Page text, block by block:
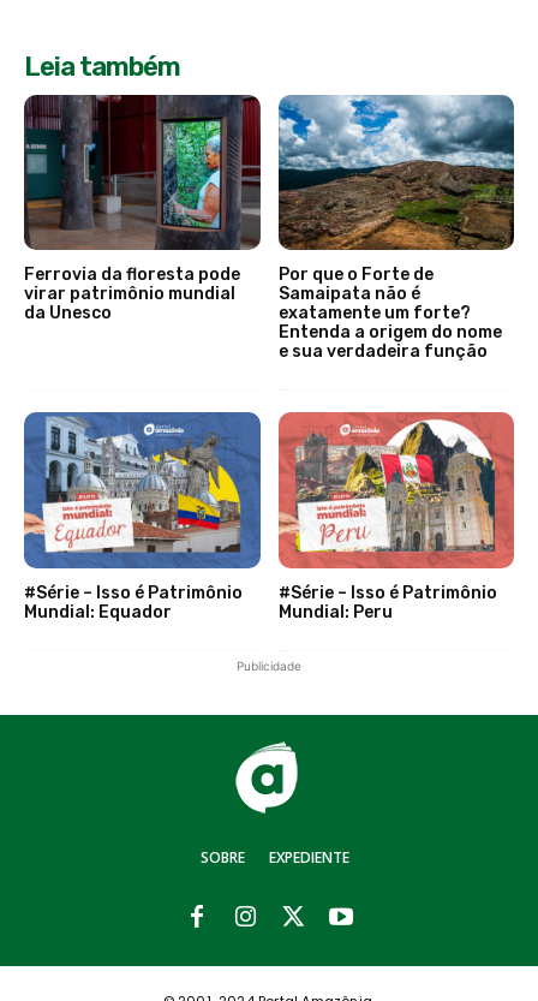
Leia também
Ferrovia da floresta pode
virar patrimônio mundial
da Unesco
Por que o Forte de
Samaipata não é
exatamente um forte?
Entenda a origem do nome
e sua verdadeira função
#Série – Isso é Patrimônio
Mundial: Equador
#Série – Isso é Patrimônio
Mundial: Peru
Publicidade
SOBRE EXPEDIENTE